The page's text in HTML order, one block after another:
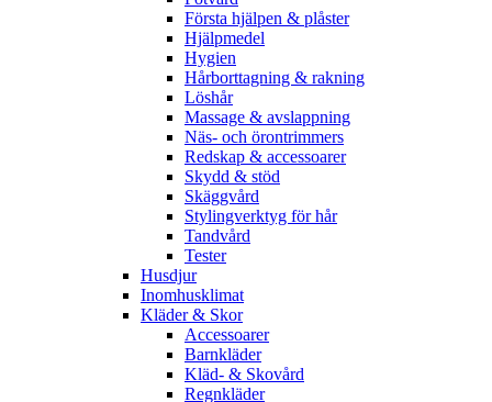
Första hjälpen & plåster
Hjälpmedel
Hygien
Hårborttagning & rakning
Löshår
Massage & avslappning
Näs- och örontrimmers
Redskap & accessoarer
Skydd & stöd
Skäggvård
Stylingverktyg för hår
Tandvård
Tester
Husdjur
Inomhusklimat
Kläder & Skor
Accessoarer
Barnkläder
Kläd- & Skovård
Regnkläder